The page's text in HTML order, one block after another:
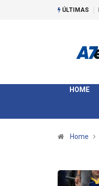
ÚLTIMAS
HOME
Home